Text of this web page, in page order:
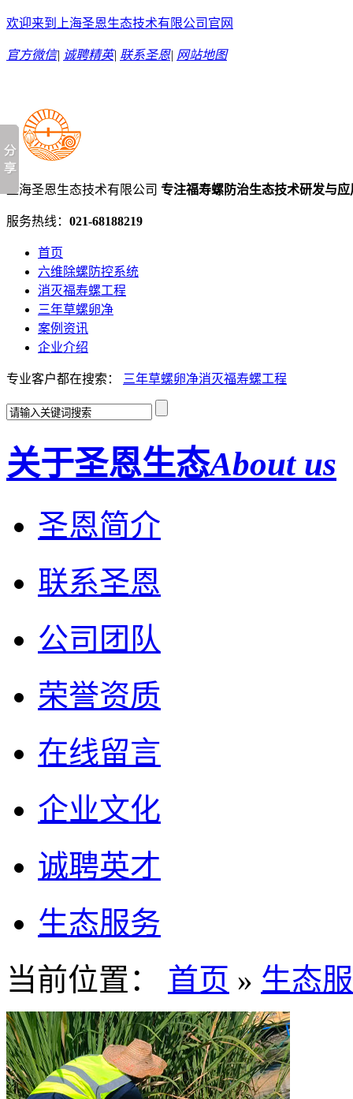
欢迎来到上海圣恩生态技术有限公司官网
官方微信| 诚聘精英| 联系圣恩| 网站地图
上海圣恩生态技术有限公司 专注福寿螺防治生态技术研发与应
服务热线： 021-68188219
首页
六维除螺防控系统
消灭福寿螺工程
三年草螺卵净
案例资讯
企业介绍
专业客户都在搜索： 三年草螺卵净消灭福寿螺工程
关于圣恩生态About us
圣恩简介
联系圣恩
公司团队
荣誉资质
在线留言
企业文化
诚聘英才
生态服务
当前位置：
首页 » 生态